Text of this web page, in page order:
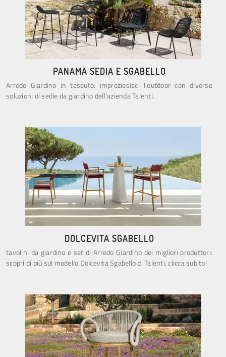
PANAMA SEDIA E SGABELLO
Arredo Giardino in tessuto: impreziosisci l'outdoor con diverse
soluzioni di sedie da giardino dell'azienda Talenti.
DOLCEVITA SGABELLO
tavolini da giardino e set di Arredo Giardino dei migliori produttori:
scopri di più sul modello Dolcevita Sgabello di Talenti, clicca subito!